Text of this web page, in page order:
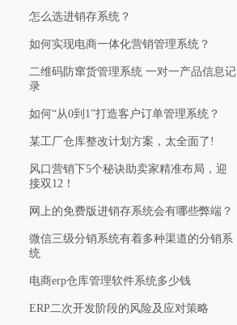
怎么选进销存系统？
如何实现电商一体化营销管理系统？
二维码防窜货管理系统 一对一产品信息记
录
如何“从0到1”打造客户订单管理系统？
某工厂仓库整改计划方案，太全面了!
风口营销下5个秘诀助卖家精准布局，迎
接双12！
网上的免费版进销存系统会有哪些弊端？
微信三级分销系统有着多种渠道的分销系
统
电商erp仓库管理软件系统多少钱
ERP二次开发阶段的风险及应对策略